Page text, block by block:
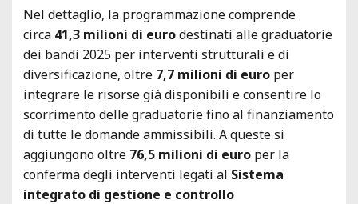
Nel dettaglio, la programmazione comprende
circa 41,3 milioni di eurodestinati alle graduatorie
dei bandi 2025 per interventi strutturali e di
diversificazione, oltre 7,7 milioni di euro per
integrare le risorse già disponibili e consentire lo
scorrimento delle graduatorie fino al finanziamento
di tutte le domande ammissibili. A queste si
aggiungono oltre 76,5 milioni di euro per la
conferma degli interventi legati al Sistema
integrato di gestione e controllo